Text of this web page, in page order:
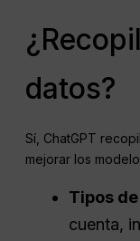
datos?
Sí, ChatGPT
mejorar los
Tipos
cuenta,